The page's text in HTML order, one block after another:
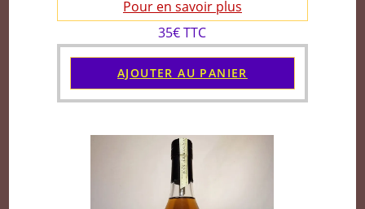
Pour en savoir plus
35€ TTC
AJOUTER AU PANIER